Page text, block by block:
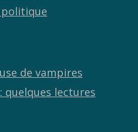
politique
de vampires
quelques lectures